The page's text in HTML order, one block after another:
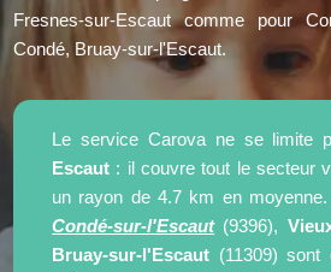
Fresnes-sur-Escaut comme pour
Condé, Bruay-sur-l'Escaut.
Le service Carova ne se limite
Escaut : il couvre tout le secteur
un rayon de 4.7 km en
Condé-sur-l'Escaut(9396),
Bruay-sur-l'Escaut (11309) sont